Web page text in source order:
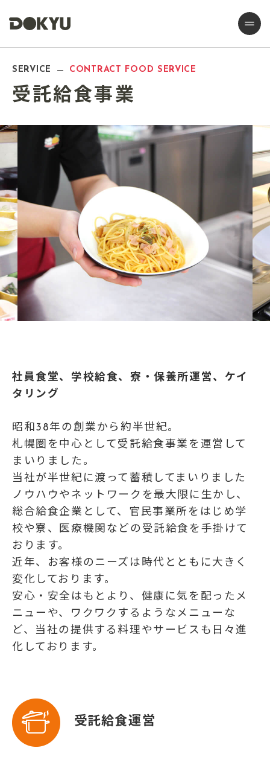
SERVICE CONTRACT FOOD SERVICE
受託給食事業
社員食堂、学校給食、寮・保養所運営、ケイ
タリング
昭和38年の創業から約半世紀。
札幌圏を中心として受託給食事業を運営して
まいりました。
当社が半世紀に渡って蓄積してまいりました
ノウハウやネットワークを最大限に生かし、
総合給食企業として、官民事業所をはじめ学
校や寮、医療機関などの受託給食を手掛けて
おります。
近年、お客様のニーズは時代とともに大きく
変化しております。
安心・安全はもとより、健康に気を配ったメ
ニューや、ワクワクするようなメニューな
ど、当社の提供する料理やサービスも日々進
化しております。
受託給食運営